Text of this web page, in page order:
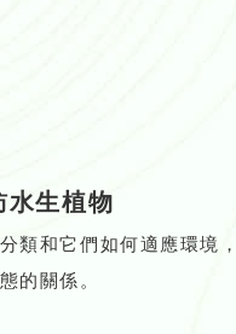
水生植物
類和它們如何適應環境
的關係。